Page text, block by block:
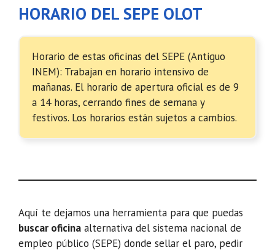
HORARIO DEL SEPE OLOT
Horario de estas oficinas del SEPE (Antiguo
INEM): Trabajan en horario intensivo de
mañanas. El horario de apertura oficial es de 9
a 14 horas, cerrando fines de semana y
festivos. Los horarios están sujetos a cambios.
Aquí te dejamos una herramienta para que puedas
buscar oficina alternativa del sistema nacional de
empleo público (SEPE) donde sellar el paro, pedir